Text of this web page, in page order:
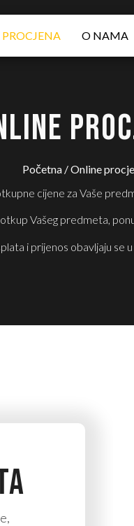
O NAMA
Početna/ Online
cijene za Vaše
Vašeg predmeta,
i prijenos obavljaju se